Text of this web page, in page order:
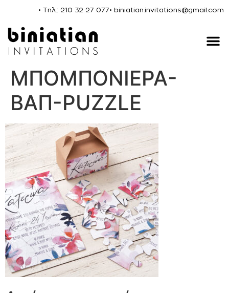
• Τηλ.: 210 32 27 077• biniatian.invitations@gmail.com
ΜΠΟΜΠΟΝΙΕΡΑ-
ΒΑΠ-PUZZLE